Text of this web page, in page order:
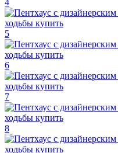
5
6
7
8